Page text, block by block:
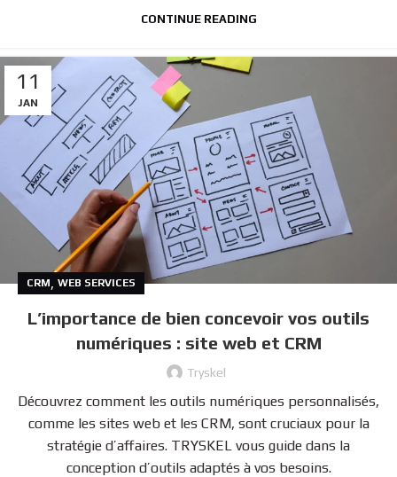
CONTINUE READING
11
JAN
CRM, WEB SERVICES
L’importance de bien concevoir vos outils
numériques : site web et CRM
Tryskel
Découvrez comment les outils numériques personnalisés,
comme les sites web et les CRM, sont cruciaux pour la
stratégie d’affaires. TRYSKEL vous guide dans la
conception d’outils adaptés à vos besoins.